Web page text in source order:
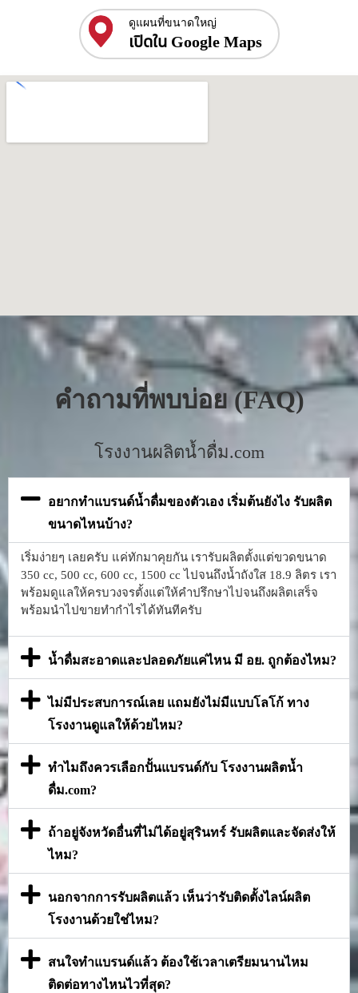
ดูแผนที่ขนาดใหญ่
เปิดใน Google Maps
คำถามที่พบบ่อย (FAQ)
โรงงานผลิตน้ำดื่ม.com
อยากทำแบรนด์น้ำดื่มของตัวเอง เริ่มต้นยังไง รับผลิต
ขนาดไหนบ้าง?
เริ่มง่ายๆ เลยครับ แค่ทักมาคุยกัน เรารับผลิตตั้งแต่ขวดขนาด
350 cc, 500 cc, 600 cc, 1500 cc ไปจนถึงน้ำถังใส 18.9 ลิตร เรา
พร้อมดูแลให้ครบวงจรตั้งแต่ให้คำปรึกษาไปจนถึงผลิตเสร็จ
พร้อมนำไปขายทำกำไรได้ทันทีครับ
น้ำดื่มสะอาดและปลอดภัยแค่ไหน มี อย. ถูกต้องไหม?
ไม่มีประสบการณ์เลย แถมยังไม่มีแบบโลโก้ ทาง
โรงงานดูแลให้ด้วยไหม?
ทำไมถึงควรเลือกปั้นแบรนด์กับ โรงงานผลิตน้ำ
ดื่ม.com?
ถ้าอยู่จังหวัดอื่นที่ไม่ได้อยู่สุรินทร์ รับผลิตและจัดส่งให้
ไหม?
นอกจากการรับผลิตแล้ว เห็นว่ารับติดตั้งไลน์ผลิต
โรงงานด้วยใช่ไหม?
สนใจทำแบรนด์แล้ว ต้องใช้เวลาเตรียมนานไหม
ติดต่อทางไหนไวที่สุด?